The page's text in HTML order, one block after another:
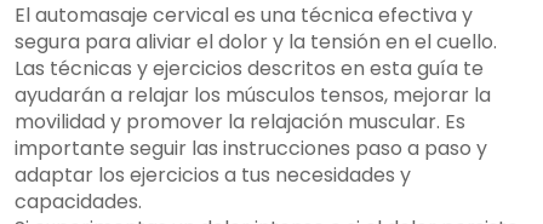
El automasaje cervical es una técnica efectiva y
segura para aliviar el dolor y la tensión en el cuello.
Las técnicas y ejercicios descritos en esta guía te
ayudarán a relajar los músculos tensos, mejorar la
movilidad y promover la relajación muscular. Es
importante seguir las instrucciones paso a paso y
adaptar los ejercicios a tus necesidades y
capacidades.